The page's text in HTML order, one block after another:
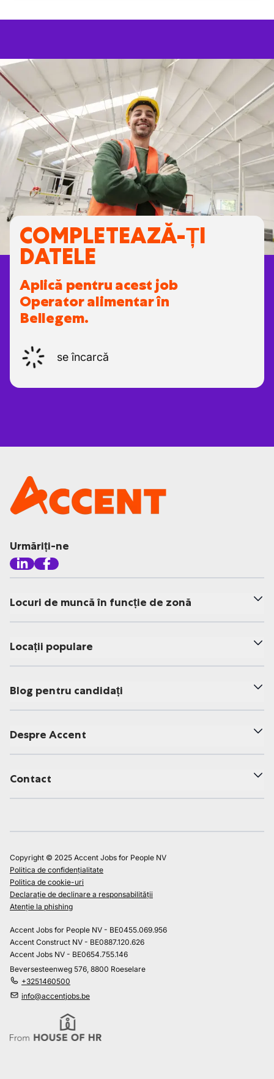
COMPLETEAZĂ-ȚI
DATELE
Aplică pentru acest job
Operator alimentar în
Bellegem.
se încarcă
Urmăriți-ne
Locuri de muncă în funcție de zonă
Locații populare
Blog pentru candidați
Despre Accent
Contact
Copyright © 2025 Accent Jobs for People NV
Politica de confidențialitate
Politica de cookie-uri
Declarație de declinare a responsabilității
Atenție la phishing
Accent Jobs for People NV - BE0455.069.956
Accent Construct NV - BE0887.120.626
Accent Jobs NV - BE0654.755.146
Beversesteenweg 576, 8800 Roeselare
+3251460500
info@accentjobs.be